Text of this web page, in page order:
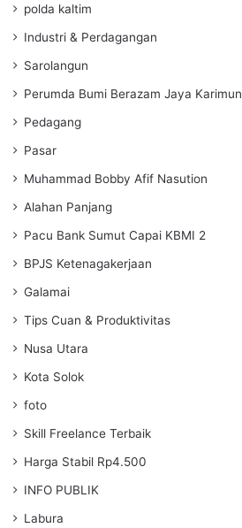
polda kaltim
Industri & Perdagangan
Sarolangun
Perumda Bumi Berazam Jaya Karimun
Pedagang
Pasar
Muhammad Bobby Afif Nasution
Alahan Panjang
Pacu Bank Sumut Capai KBMI 2
BPJS Ketenagakerjaan
Galamai
Tips Cuan & Produktivitas
Nusa Utara
Kota Solok
foto
Skill Freelance Terbaik
Harga Stabil Rp4.500
INFO PUBLIK
Labura